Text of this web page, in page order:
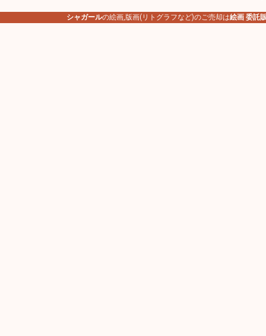
シャガールの絵画,版画(リトグラフなど)のご売却は絵画 委託